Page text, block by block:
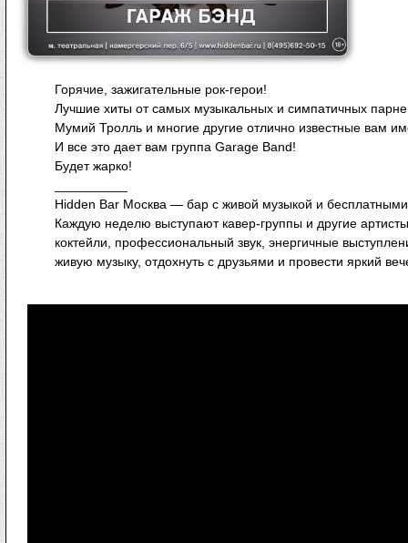
Горячие, зажигательные рок-герои!
Лучшие хиты от самых музыкальных и симпатичных
Мумий Тролль и многие другие отлично известные вам
И все это дает вам группа Garage Band!
Будет жарко!
Hidden Bar Москва — бар с живой музыкой и
Каждую неделю выступают кавер-группы и другие
коктейли, профессиональный звук, энергичные
живую музыку, отдохнуть с друзьями и провести яркий